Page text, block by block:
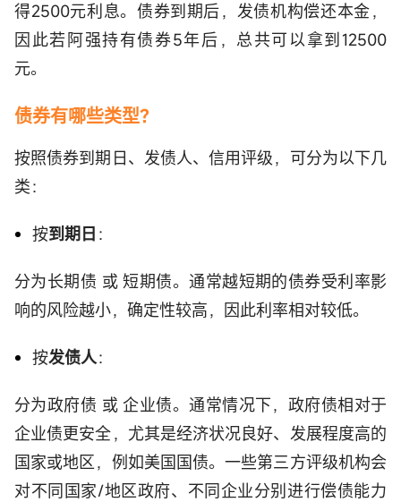
得2500元利息。债券到期后，发债机构偿还本金，
因此若阿强持有债券5年后，总共可以拿到12500
元。
债券有哪些类型？
按照债券到期日、发债人、信用评级，可分为以下几
类：
按到期日 ：
分为长期债 或 短期债。通常越短期的债券受利率影
响的风险越小，确定性较高，因此利率相对较低。
按发债人：
分为政府债 或 企业债。通常情况下，政府债相对于
企业债更安全，尤其是经济状况良好、发展程度高的
国家或地区，例如美国国债。一些第三方评级机构会
对不同国家/地区政府、不同企业分别进行偿债能力